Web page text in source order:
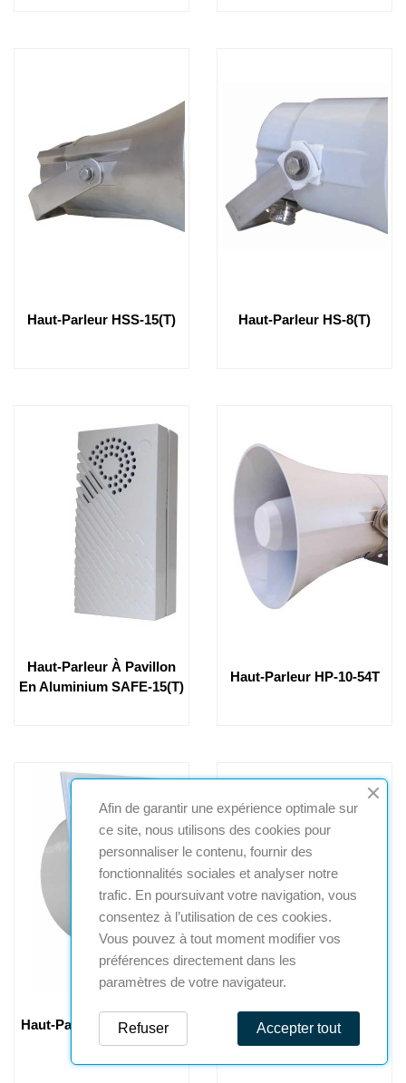
Haut-Parleur HSS-15(T) Haut-Parleur HS-8(T)
Haut-Parleur À Pavillon
En Aluminium SAFE-15(T)
Haut-Parleur HP-10-54T
Haut-Parleur Miniature A-
45
Indicat, Action LED Rouge
CSA
Afin de garantir une expérience optimale sur
ce site, nous utilisons des cookies pour
personnaliser le contenu, fournir des
fonctionnalités sociales et analyser notre
trafic. En poursuivant votre navigation, vous
consentez à l’utilisation de ces cookies.
Vous pouvez à tout moment modifier vos
préférences directement dans les
paramètres de votre navigateur.
Accepter tout
Refuser